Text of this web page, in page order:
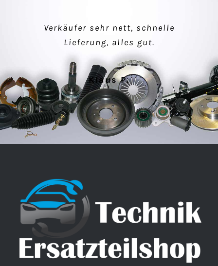
Verkäufer sehr nett, schnelle
Lieferung, alles gut.
Klaus P.
einfacher Kauf, makellose Ware –
super Kommunikation!
Peter M.